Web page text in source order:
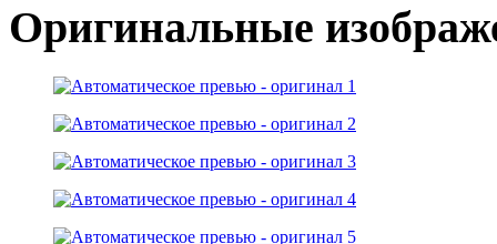
Оригинальные